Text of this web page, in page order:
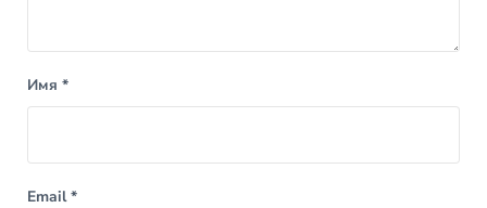
Имя *
Email*